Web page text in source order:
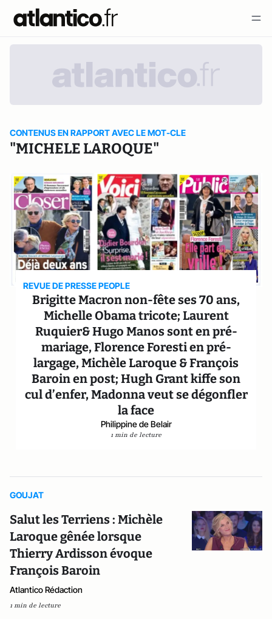
CONTENUS EN RAPPORT AVEC LE MOT-CLE
"MICHELE LAROQUE"
REVUE DE PRESSE PEOPLE
Brigitte Macron non-fête ses 70 ans,
Michelle Obama tricote; Laurent
Ruquier& Hugo Manos sont en pré-
mariage, Florence Foresti en pré-
largage, Michèle Laroque & François
Baroin en post; Hugh Grant kiffe son
cul d’enfer, Madonna veut se dégonfler
la face
Philippine de Belair
1 min de lecture
GOUJAT
Salut les Terriens : Michèle
Laroque gênée lorsque
Thierry Ardisson évoque
François Baroin
Atlantico Rédaction
1 min de lecture